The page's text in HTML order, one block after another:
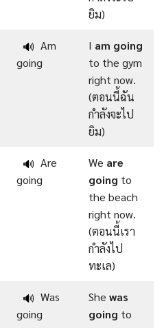
ยิม)
🔊 Am
going
I am going
to the gym
right now.
(ตอนนี้ฉัน
กำลังจะไป
ยิม)
🔊 Are
going
We are
going to
the beach
right now.
(ตอนนี้เรา
กำลังไป
ทะเล)
🔊 Was
going
She was
going to